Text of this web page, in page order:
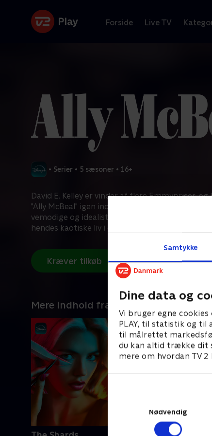
Samtykke
Dine data og
Vi bruger egne
PLAY, til statistik og til
til målrettet
du kan altid trække dit
mere om hvordan TV
Nødvendig
Forside Live TV
• Serier • 5 sæsoner • 16+
David E. Kelley er vinder af flere Emmypriser,
"Ally McBeal" igen ind i retssalen. En skæv serie
vemodige og idealistiske - omend altid usikre --
hendes kaotiske liv i et advokatfirma i Boston.
Kræver tilkøb
Mere indhold fra Disney+